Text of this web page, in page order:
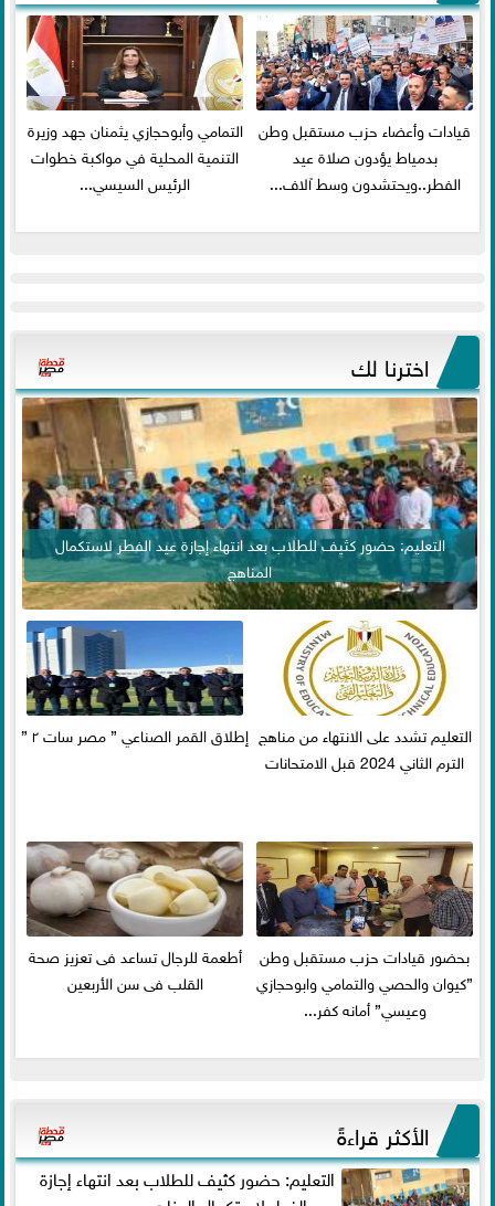
قيادات وأعضاء حزب مستقبل وطن
بدمياط يؤدون صلاة عيد
الفطر..ويحتشدون وسط آلاف...
التمامي وأبوحجازي يثمنان جهد وزيرة
التنمية المحلية في مواكبة خطوات
الرئيس السيسي...
اخترنا لك
التعليم: حضور كثيف للطلاب بعد انتهاء إجازة عيد الفطر لاستكمال
المناهج
التعليم تشدد على الانتهاء من مناهج
الترم الثاني 2024 قبل الامتحانات
إطلاق القمر الصناعي ” مصر سات ٢ ”
بحضور قيادات حزب مستقبل وطن
”كيوان والحصي والتمامي وابوحجازي
وعيسي” أمانه كفر...
أطعمة للرجال تساعد فى تعزيز صحة
القلب فى سن الأربعين
الأكثر قراءةً
التعليم: حضور كثيف للطلاب بعد انتهاء إجازة